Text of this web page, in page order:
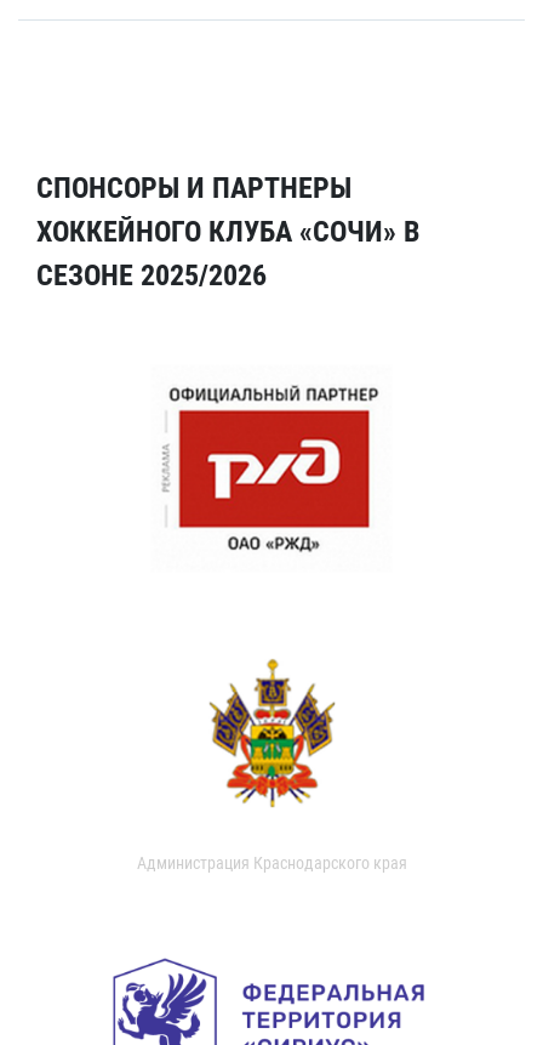
СПОНСОРЫ И ПАРТНЕРЫ
ХОККЕЙНОГО КЛУБА «СОЧИ» В
СЕЗОНЕ 2025/2026
Администрация Краснодарского края